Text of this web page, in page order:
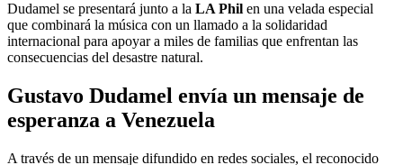
Dudamel se presentará junto a la LA Phil en una velada especial
que combinará la música con un llamado a la solidaridad
internacional para apoyar a miles de familias que enfrentan las
consecuencias del desastre natural.
Gustavo Dudamel envía un mensaje de
esperanza a Venezuela
A través de un mensaje difundido en redes sociales, el reconocido